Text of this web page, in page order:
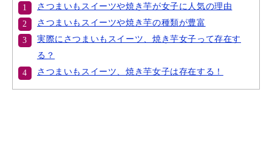
さつまいもスイーツや焼き芋が女子に人気の理由
さつまいもスイーツや焼き芋の種類が豊富
実際にさつまいもスイーツ、焼き芋女子って存在す
る？
さつまいもスイーツ、焼き芋女子は存在する！